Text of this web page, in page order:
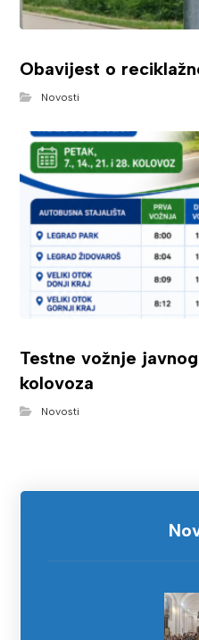
Obavijest o
Novosti
Testne vožnje
kolovoza
Novosti